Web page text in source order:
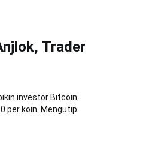
Trader
investor Bitcoin
per koin. Mengutip